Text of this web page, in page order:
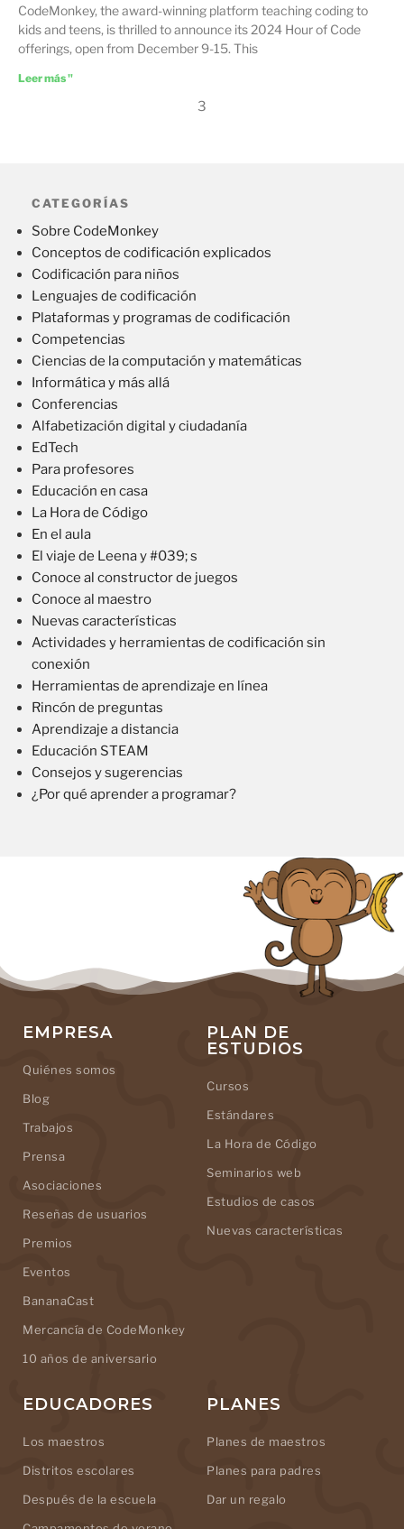
CodeMonkey, the award-winning platform teaching coding to
kids and teens, is thrilled to announce its 2024 Hour of Code
offerings, open from December 9-15. This
Leer más "
3
CATEGORÍAS
Sobre CodeMonkey
Conceptos de codificación explicados
Codificación para niños
Lenguajes de codificación
Plataformas y programas de codificación
Competencias
Ciencias de la computación y matemáticas
Informática y más allá
Conferencias
Alfabetización digital y ciudadanía
EdTech
Para profesores
Educación en casa
La Hora de Código
En el aula
El viaje de Leena y #039; s
Conoce al constructor de juegos
Conoce al maestro
Nuevas características
Actividades y herramientas de codificación sin
conexión
Herramientas de aprendizaje en línea
Rincón de preguntas
Aprendizaje a distancia
Educación STEAM
Consejos y sugerencias
¿Por qué aprender a programar?
EMPRESA
Quiénes somos
Blog
Trabajos
Prensa
Asociaciones
Reseñas de usuarios
Premios
Eventos
BananaCast
Mercancía de CodeMonkey
10 años de aniversario
PLAN DE
ESTUDIOS
Cursos
Estándares
La Hora de Código
Seminarios web
Estudios de casos
Nuevas características
EDUCADORES
Los maestros
Distritos escolares
Después de la escuela
PLANES
Planes de maestros
Planes para padres
Dar un regalo